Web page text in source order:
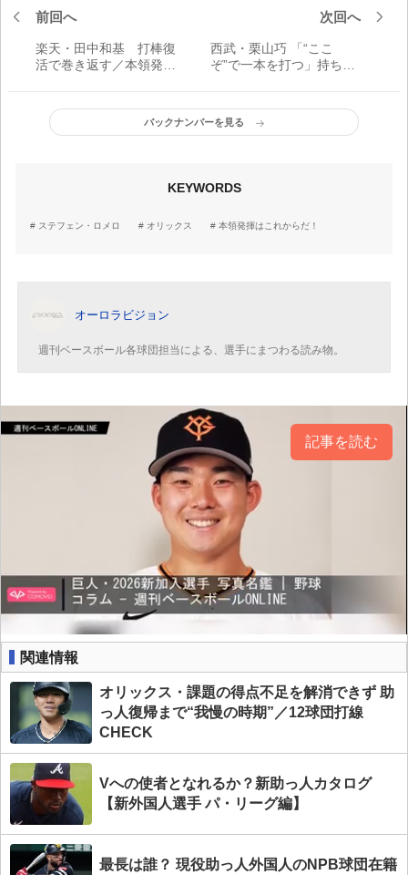
前回へ
楽天・田中和基 打棒復
活で巻き返す／本領発揮
次回へ
西武・栗山巧 「“ここ
ぞ”で一本を打つ」持ち前
発揮はこれからだ！
バックナンバーを見る
KEYWORDS
ステフェン・ロメロ オリックス 本領発揮はこれからだ！
オーロラビジョン
週刊ベースボール各球団担当による、選手にまつわる読み物。
記事を読む
関連情報
オリックス・課題の得点不足を解消できず 助
っ人復帰まで“我慢の時期”／12球団打線
CHECK
Vへの使者となれるか？新助っ人カタログ
【新外国人選手 パ・リーグ編】
最長は誰？ 現役助っ人外国人のNPB球団在籍